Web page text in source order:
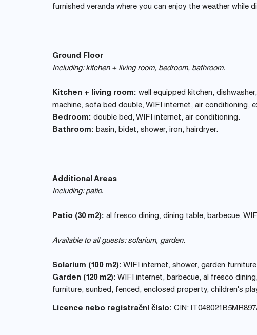
furnished veranda where you can enjoy the weather while
Ground Floor
Including: kitchen + living room, bedroom, bathroom.
Kitchen + living room: well equipped kitchen,
machine, sofa bed double, WIFI internet, air conditioning,
Bedroom: double bed, WIFI internet, air conditioning.
Bathroom: basin, bidet, shower, iron, hairdryer.
Additional Areas
Including: patio.
Patio (30 m2): al fresco dining, dining table, barbecue,
Available to all guests: solarium, garden.
Solarium (100 m2): WIFI internet, shower, garden
Garden (120 m2): WIFI internet, barbecue, al fresco
furniture, sunbed, fenced, enclosed property, children's
Licence nebo registrační číslo: CIN: